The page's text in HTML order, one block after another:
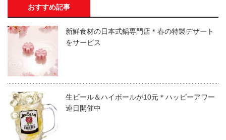
おすすめ記事
新鮮食材の日本式鍋専門店＊春の特製デザート
をサービス
生ビール＆ハイボールが10元＊ハッピーアワー
連日開催中